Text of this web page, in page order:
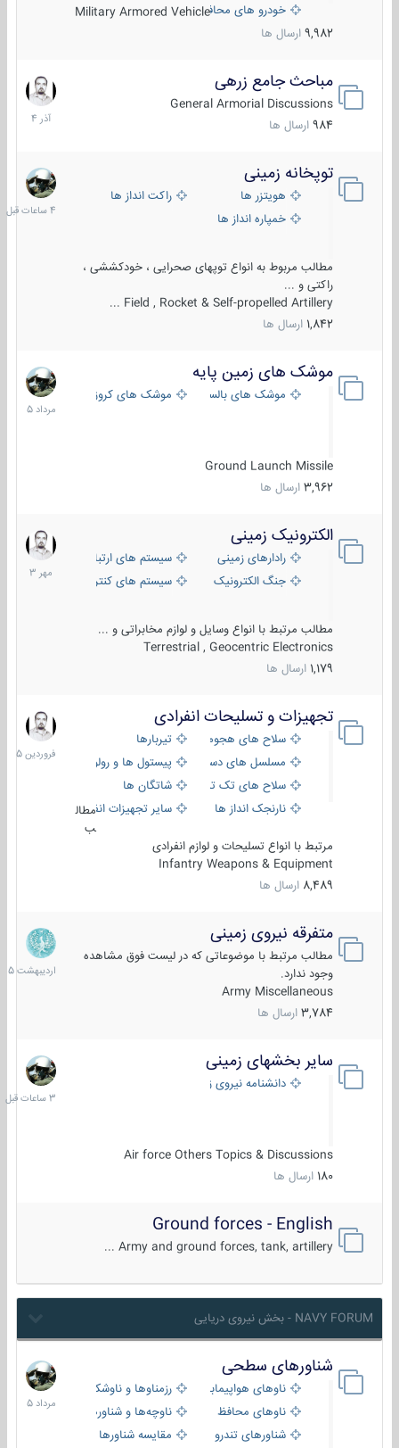
خودرو های محافظت شدهMilitary Armored Vehicle
9,982 ارسال ها
مباحث جامع زرهی
General Armorial Discussions
984 ارسال ها
7
آذر
1404
توپخانه زمینی
هویتزر ها
راکت انداز ها
خمپاره انداز ها
مطالب مربوط به انواع توپهای صحرایی ، خودکششی ،
راکتی و ...
Field , Rocket & Self-propelled Artillery ...
1,842 ارسال ها
4
ساعات
قبل
موشک های زمین پایه
موشک های بالستیک موشک های کروز
Ground Launch Missile
3,962 ارسال ها
2
مرداد
1405
الکترونیک زمینی
رادارهای زمینی
سیستم های ارتباطی و جمع آوری
جنگ الکترونیک
سیستم های کنترل آتش و تجهیزات
مطالب مرتبط با انواع وسایل و لوازم مخابراتی و ...
Terrestrial , Geocentric Electronics
1,179 ارسال ها
1
مهر
1403
تجهیزات و تسلیحات انفرادی
سلاح های هجومی
تیربارها
مسلسل های دستی
پیستول ها و رولورها
سلاح های تک تیر اندازیشاتگان ها
نارنجک انداز ها
سایر تجهیزات انفرادی
مطال
ب
مرتبط با انواع تسلیحات و لوازم انفرادی
Infantry Weapons & Equipment
8,489 ارسال ها
17
فروردین
1405
متفرقه نیروی زمینی
مطالب مرتبط با موضوعاتی که در لیست فوق مشاهده
وجود ندارد.
Army Miscellaneous
3,784 ارسال ها
27
1405
سایر بخشهای زمینی
دانشنامه نیروی زمینی
Air force Others Topics & Discussions
180 ارسال ها
3
ساعات
قبل
Ground forces - English
Army and ground forces, tank, artillery ...
NAVY FORUM - بخش نیروی دریایی
شناورهای سطحی
ناوهای هواپیمابر و بالگرد بررزمناوها و ناوشکن‌ها
ناوهای محافظ
ناوچه‌ها و شناورهای گشتی
شناورهای تندرو
مقایسه شناورها
2
مرداد
1405